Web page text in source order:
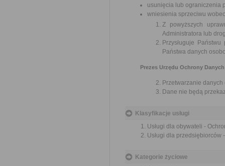
usunięcia lub ograniczenia
wniesienia sprzeciwu
Z powyższych
Administratora lub
Przysługuje
Państwa danych
Prezes Urzędu Ochrony
Przetwarzanie
Dane nie będą
Klasyfikacje usługi
Usługi dla obywateli -
Usługi dla
Kategorie życiowe